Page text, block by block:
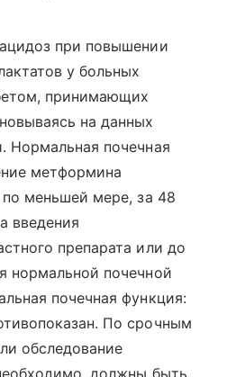
при повышении
у больных
принимающих
на данных
Нормальная почечная
метформина
меньшей мере, за 48
введения
препарата или до
нормальной почечной
почечная функция:
По срочным
обследование
должны быть